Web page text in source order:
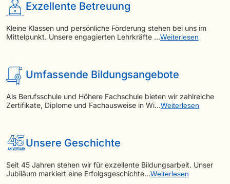
Exzellente Betreuung
Kleine Klassen und persönliche Förderung stehen bei uns im
Mittelpunkt. Unsere engagierten Lehrkräfte …Weiterlesen
Umfassende Bildungsangebote
Als Berufsschule und Höhere Fachschule bieten wir zahlreiche
Zertifikate, Diplome und Fachausweise in Wi…Weiterlesen
Unsere Geschichte
Seit 45 Jahren stehen wir für exzellente Bildungsarbeit. Unser
Jubiläum markiert eine Erfolgsgeschichte…Weiterlesen